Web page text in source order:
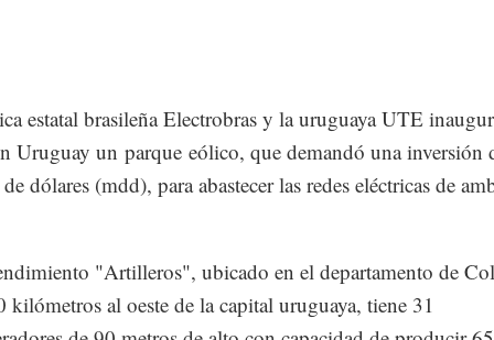
estatal brasileña Electrobras y la uruguaya UTE
Uruguay un parque eólico, que demandó una inversión
dólares (mdd), para abastecer las redes eléctricas de
"Artilleros", ubicado en el departamento de
kilómetros al oeste de la capital uruguaya, tiene 31